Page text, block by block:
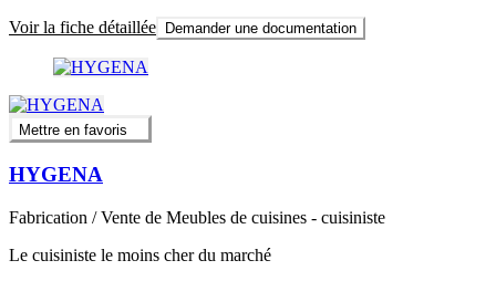
Voir la fiche détaillée Demander une documentation
Mettre en favoris
HYGENA
Fabrication / Vente de Meubles de cuisines - cuisiniste
Le cuisiniste le moins cher du marché